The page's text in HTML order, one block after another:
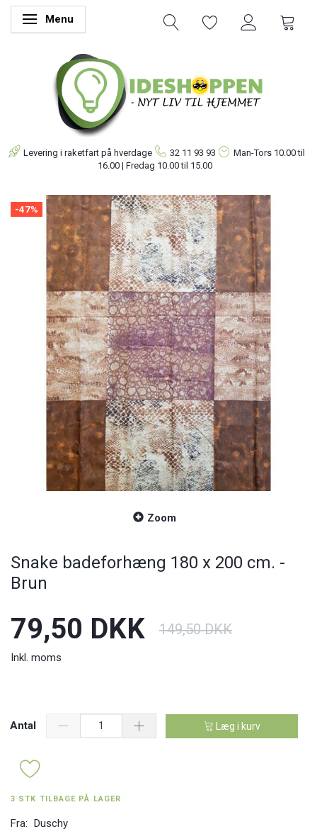
Skifte navigation
Menu
Levering i raketfart på hverdage 32 11 93 93 Man-Tors 10.00 til
16.00 | Fredag 10.00 til 15.00
-47%
Zoom
Snake badeforhæng 180 x 200 cm. -
Brun
79,50 DKK 149,50 DKK
Inkl. moms
Antal Læg i kurv
3 STK TILBAGE PÅ LAGER
Fra: Duschy